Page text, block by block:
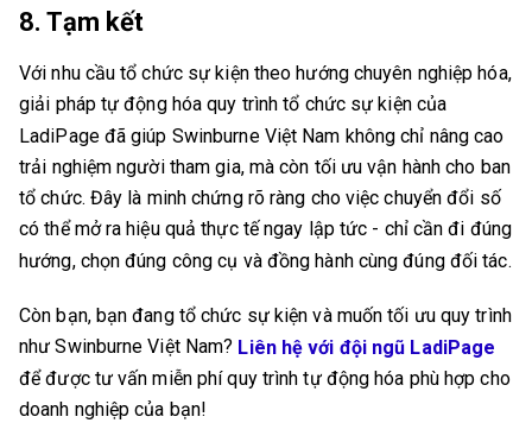
8. Tạm kết
Với nhu cầu tổ chức sự kiện theo hướng chuyên nghiệp hóa,
giải pháp tự động hóa quy trình tổ chức sự kiện của
LadiPage đã giúp Swinburne Việt Nam không chỉ nâng cao
trải nghiệm người tham gia, mà còn tối ưu vận hành cho ban
tổ chức. Đây là minh chứng rõ ràng cho việc chuyển đổi số
có thể mở ra hiệu quả thực tế ngay lập tức - chỉ cần đi đúng
hướng, chọn đúng công cụ và đồng hành cùng đúng đối tác.
Còn bạn, bạn đang tổ chức sự kiện và muốn tối ưu quy trình
như Swinburne Việt Nam? Liên hệ với đội ngũ LadiPage
để được tư vấn miễn phí quy trình tự động hóa phù hợp cho
doanh nghiệp của bạn!